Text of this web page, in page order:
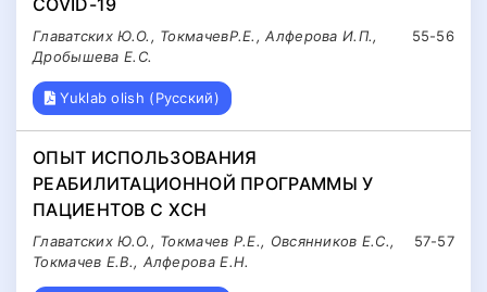
COVID-19
55-56
Главатских Ю.О., ТокмачевР.Е., Алферова И.П.,
Дробышева Е.С.
Yuklab olish (Русский)
ОПЫТ ИСПОЛЬЗОВАНИЯ
РЕАБИЛИТАЦИОННОЙ ПРОГРАММЫ У
ПАЦИЕНТОВ С ХСН
57-57
Главатских Ю.О., Токмачев Р.Е., Овсянников Е.С.,
Токмачев Е.В., Алферова Е.Н.